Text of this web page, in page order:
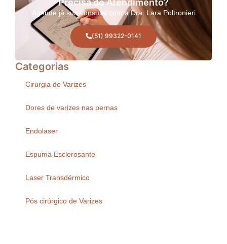
Precisa de Atendimento?
Agende já sua consulta com a Dra. Lara Poltronieri
(51) 99322-0141
Categorias
Cirurgia de Varizes
Dores de varizes nas pernas
Endolaser
Espuma Esclerosante
Laser Transdérmico
Pós cirúrgico de Varizes